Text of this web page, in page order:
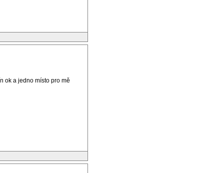
ok a jedno místo pro mě